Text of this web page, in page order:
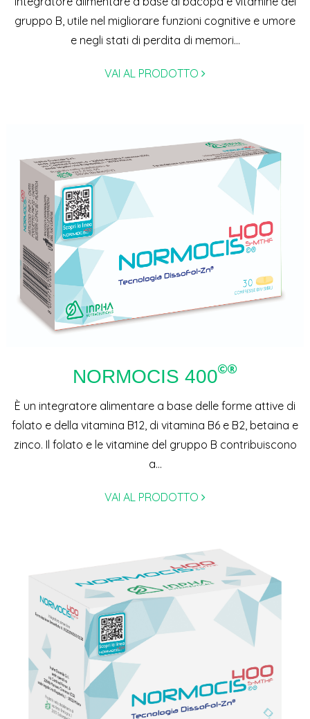
gruppo B, utile nel migliorare funzioni cognitive e umore
e negli stati di perdita di memori...
VAI AL PRODOTTO
NORMOCIS 400
È un integratore alimentare a base delle forme attive di
folato e della vitamina B12, di vitamina B6 e B2, betaina e
zinco. Il folato e le vitamine del gruppo B contribuiscono
a...
VAI AL PRODOTTO